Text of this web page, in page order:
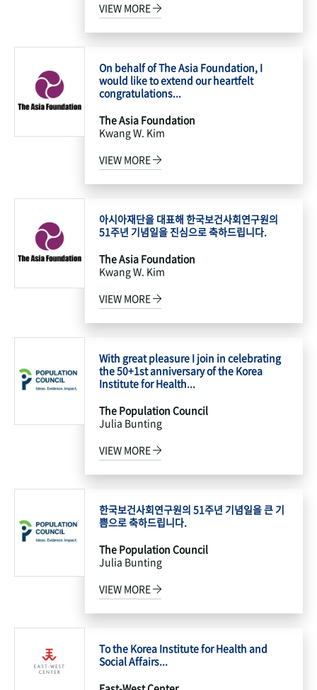
VIEW MORE
On behalf of The Asia Foundation, I
would like to extend our heartfelt
congratulations...
The Asia Foundation
Kwang W. Kim
VIEW MORE
아시아재단을 대표해 한국보건사회연구원의
51주년 기념일을 진심으로 축하드립니다.
The Asia Foundation
Kwang W. Kim
VIEW MORE
With great pleasure I join in celebrating
the 50+1st anniversary of the Korea
Institute for Health...
The Population Council
Julia Bunting
VIEW MORE
한국보건사회연구원의 51주년 기념일을 큰 기
쁨으로 축하드립니다.
The Population Council
Julia Bunting
VIEW MORE
To the Korea Institute for Health and
Social Affairs...